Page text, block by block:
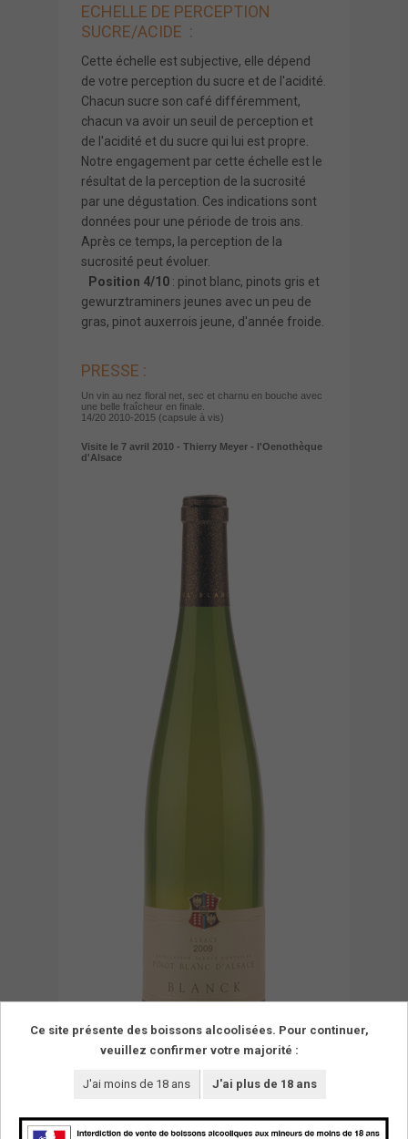
ECHELLE DE PERCEPTION
SUCRE/ACIDE :
Cette échelle est subjective, elle dépend
de votre perception du sucre et de l'acidité.
Chacun sucre son café différemment,
chacun va avoir un seuil de perception et
de l'acidité et du sucre qui lui est propre.
Notre engagement par cette échelle est le
résultat de la perception de la sucrosité
par une dégustation. Ces indications sont
données pour une période de trois ans.
Après ce temps, la perception de la
sucrosité peut évoluer.
Position 4/10 : pinot blanc, pinots gris et
gewurztraminers jeunes avec un peu de
gras, pinot auxerrois jeune, d'année froide.
PRESSE :
Un vin au nez floral net, sec et charnu en bouche avec
une belle fraîcheur en finale.
14/20 2010-2015 (capsule à vis)
Visite le 7 avril 2010 - Thierry Meyer - l'Oenothèque
d'Alsace
Ce site présente des boissons alcoolisées. Pour continuer,
veuillez confirmer votre majorité :
J'ai moins de 18 ans J'ai plus de 18 ans